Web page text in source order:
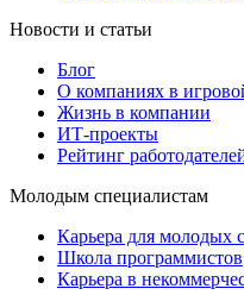
Новости и статьи
Блог
О компаниях в
Жизнь в компании
ИТ-проекты
Рейтинг
Молодым специалистам
Карьера для молодых
Школа программистов
Карьера в